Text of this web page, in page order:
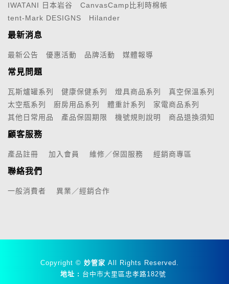
IWATANI 日本岩谷
CanvasCamp比利時棉帳
tent-Mark DESIGNS
Hilander
最新消息
最新公告 優惠活動 品牌活動 媒體報導
常見問題
瓦斯爐罐系列 健康保健系列 燈具商品系列
真空保溫系列
太空瓶系列
廚房用品系列 體重計系列
家電商品系列
其他日常用品
產品保固期限 機號規則說明 商品退換須知
顧客服務
產品註冊 加入會員 維修／保固服務 經銷商專區
聯絡我們
一般消費者 異業／經銷合作
Copyright © 妙管家 All Rights Reserved.
地址 : 台中市大里區忠孝路182號